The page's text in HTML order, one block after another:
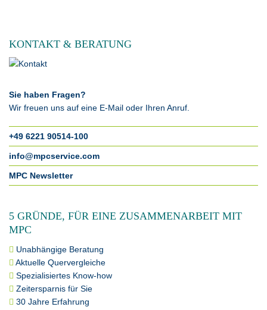
KONTAKT & BERATUNG
Sie haben Fragen?
Wir freuen uns auf eine E-Mail oder Ihren Anruf.
+49 6221 90514-100
info@mpcservice.com
MPC Newsletter
5 GRÜNDE, FÜR EINE ZUSAMMENARBEIT MIT
MPC
Unabhängige Beratung
Aktuelle Quervergleiche
Spezialisiertes Know-how
Zeitersparnis für Sie
30 Jahre Erfahrung